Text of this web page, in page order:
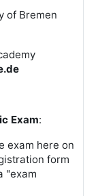
of Bremen
Exam:
exam here on
form
"exam